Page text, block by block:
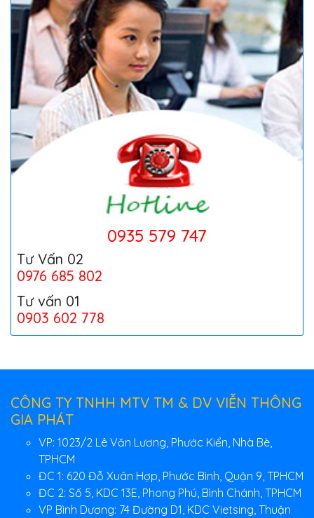
0935 579 747
Tư Vấn 02
0976 685 802
Tư vấn 01
0903 602 778
CÔNG TY TNHH MTV TM & DV VIỄN THÔNG
GIA PHÁT
VP: 1023/2 Lê Văn Lương, Phước Kiển, Nhà Bè,
TPHCM
ĐC 1: 620 Đỗ Xuân Hợp, Phước Bình, Quận 9, TPHCM
ĐC 2: Số 5, KDC 13E, Phong Phú, Bình Chánh, TPHCM
VP Bình Dương: 74 Đường D1, KDC Vietsing, Thuận